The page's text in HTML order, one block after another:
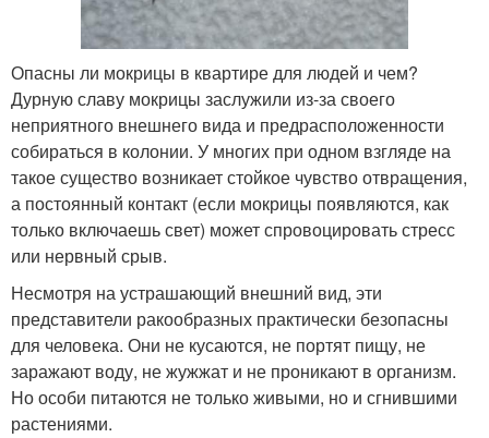
Опасны ли мокрицы в квартире для людей и чем?
Дурную славу мокрицы заслужили из-за своего
неприятного внешнего вида и предрасположенности
собираться в колонии. У многих при одном взгляде на
такое существо возникает стойкое чувство отвращения,
а постоянный контакт (если мокрицы появляются, как
только включаешь свет) может спровоцировать стресс
или нервный срыв.
Несмотря на устрашающий внешний вид, эти
представители ракообразных практически безопасны
для человека. Они не кусаются, не портят пищу, не
заражают воду, не жужжат и не проникают в организм.
Но особи питаются не только живыми, но и сгнившими
растениями.